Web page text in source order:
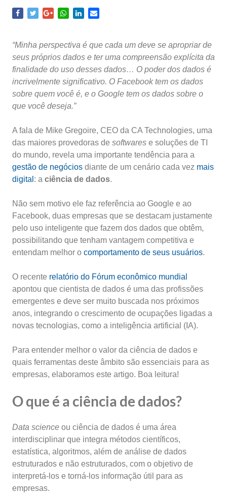
“Minha perspectiva é que cada um deve se apropriar de
seus próprios dados e ter uma compreensão explícita da
finalidade do uso desses dados… O poder dos dados é
incrivelmente significativo. O Facebook tem os dados
sobre quem você é, e o Google tem os dados sobre o
que você deseja.”
A fala de Mike Gregoire, CEO da CA Technologies, uma
das maiores provedoras de softwares e soluções de TI
do mundo, revela uma importante tendência para a
gestão de negócios diante de um cenário cada vez mais
digital : a ciência de dados.
Não sem motivo ele faz referência ao Google e ao
Facebook, duas empresas que se destacam justamente
pelo uso inteligente que fazem dos dados que obtêm,
possibilitando que tenham vantagem competitiva e
entendam melhor o comportamento de seus usuários.
O recente relatório do Fórum econômico mundial
apontou que cientista de dados é uma das profissões
emergentes e deve ser muito buscada nos próximos
anos, integrando o crescimento de ocupações ligadas a
novas tecnologias, como a inteligência artificial (IA).
Para entender melhor o valor da ciência de dados e
quais ferramentas deste âmbito são essenciais para as
empresas, elaboramos este artigo. Boa leitura!
O que é a ciência de dados?
Data science ou ciência de dados é uma área
interdisciplinar que integra métodos científicos,
estatística, algoritmos, além de análise de dados
estruturados e não estruturados, com o objetivo de
interpretá-los e torná-los informação útil para as
empresas.